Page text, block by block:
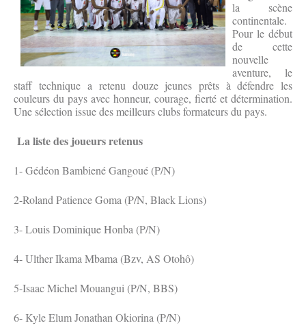
la scène
continentale.
Pour le début
de cette
nouvelle
aventure, le
staff technique a retenu douze jeunes prêts à défendre les
couleurs du pays avec honneur, courage, fierté et détermination.
Une sélection issue des meilleurs clubs formateurs du pays.
La liste des joueurs retenus
1- Gédéon Bambiené Gangoué (P/N)
2-Roland Patience Goma (P/N, Black Lions)
3- Louis Dominique Honba (P/N)
4- Ulther Ikama Mbama (Bzv, AS Otohô)
5-Isaac Michel Mouangui (P/N, BBS)
6- Kyle Elum Jonathan Okiorina (P/N)